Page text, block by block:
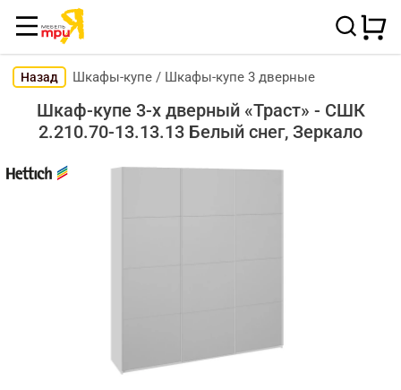
Назад Шкафы-купе / Шкафы-купе 3 дверные
Шкаф-купе 3-х дверный «Траст» - СШК
2.210.70-13.13.13 Белый снег, Зеркало